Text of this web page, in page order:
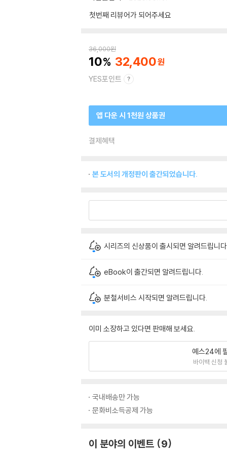
첫번째 리뷰어가 되어주세요
36,000원
10 32,400
YES포인트
앱 다운 시 1천원 상품권
결제혜택
본 도서의 개정판이 출간되었습니다.
시리즈의 신상품이 출시되면 알려드립니
eBook이 출간되면 알려드립니다.
분철서비스 시작되면 알려드립니다.
이미 소장하고 있다면 판매해 보세요.
예스24에
바이백 신청
국내배송만 가능
문화비소득공제 가능
이 분야의 이벤트 9